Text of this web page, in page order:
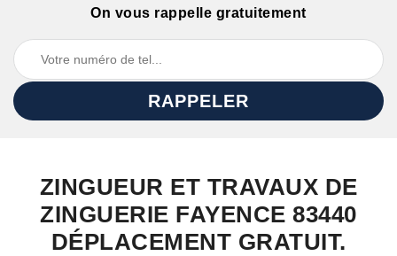
On vous rappelle gratuitement
ZINGUEUR ET TRAVAUX DE
ZINGUERIE FAYENCE 83440
DÉPLACEMENT GRATUIT.